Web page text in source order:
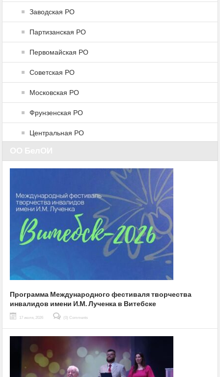
Заводская РО
Партизанская РО
Первомайская РО
Советская РО
Московская РО
Фрунзенская РО
Центральная РО
Программа Международного фестиваля творчества
инвалидов имени И.М. Лученка в Витебске
17 июля, 2026 (0) Comments